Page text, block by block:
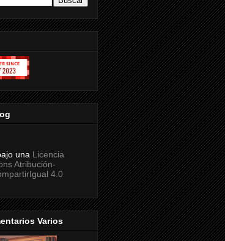
una Licencia
Atribución-
4.0
Varios